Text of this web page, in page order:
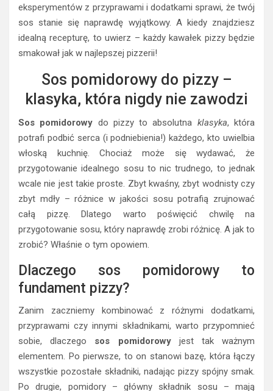
eksperymentów z przyprawami i dodatkami sprawi, że twój
sos stanie się naprawdę wyjątkowy. A kiedy znajdziesz
idealną recepturę, to uwierz – każdy kawałek pizzy będzie
smakował jak w najlepszej pizzerii!
Sos pomidorowy do pizzy –
klasyka, która nigdy nie zawodzi
Sos pomidorowy do pizzy to absolutna klasyka, która
potrafi podbić serca (i podniebienia!) każdego, kto uwielbia
włoską kuchnię. Chociaż może się wydawać, że
przygotowanie idealnego sosu to nic trudnego, to jednak
wcale nie jest takie proste. Zbyt kwaśny, zbyt wodnisty czy
zbyt mdły – różnice w jakości sosu potrafią zrujnować
całą pizzę. Dlatego warto poświęcić chwilę na
przygotowanie sosu, który naprawdę zrobi różnicę. A jak to
zrobić? Właśnie o tym opowiem.
Dlaczego sos pomidorowy to
fundament pizzy?
Zanim zaczniemy kombinować z różnymi dodatkami,
przyprawami czy innymi składnikami, warto przypomnieć
sobie, dlaczego sos pomidorowyjest tak ważnym
elementem. Po pierwsze, to on stanowi bazę, która łączy
wszystkie pozostałe składniki, nadając pizzy spójny smak.
Po drugie, pomidory – główny składnik sosu – mają